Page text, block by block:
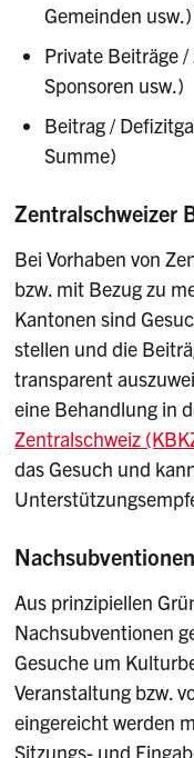
Gemeinden usw.)
Private Beiträge
Sponsoren usw.)
Beitrag /
Summe)
Zentralschweizer
Bei Vorhaben von
bzw. mit Bezug zu
Kantonen sind
stellen und die
transparent
eine Behandlung in
Zentralschweiz
das Gesuch und
Nachsubventionen
Aus prinzipiellen
Nachsubventionen
Gesuche um
Veranstaltung bzw.
eingereicht werden
Sitzungs- und